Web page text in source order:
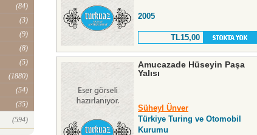
(84)
(3)
(9)
(8)
(5)
(1880)
(54)
(35)
(594)
2005
TL15,00
Amucazade Hüseyin Paşa
Yalısı
Süheyl Ünver
Türkiye Turing ve Otomobil
Kurumu